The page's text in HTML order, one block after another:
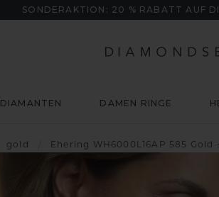
SONDERAKTION: 20 % RABATT AUF
DIAMANTEN DAMEN RINGE
gold Ehering WH6000L16AP 585